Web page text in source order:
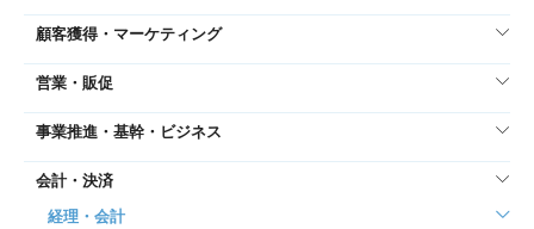
顧客獲得・マーケティング
営業・販促
事業推進・基幹・ビジネス
会計・決済
経理・会計